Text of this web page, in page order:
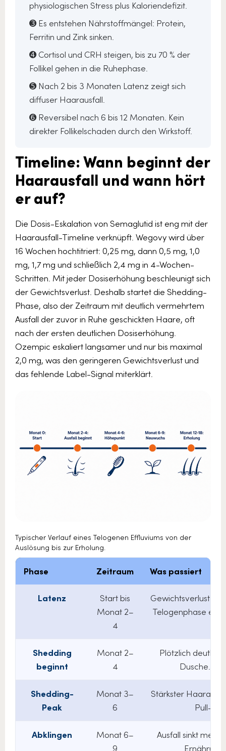
physiologischen Stress plus Kaloriendefizit.
➌ Es entstehen Nährstoffmängel: Protein,
Ferritin und Zink sinken.
➍ Cortisol und CRH steigen, bis zu 70 % der
Follikel gehen in die Ruhephase.
➎ Nach 2 bis 3 Monaten Latenz zeigt sich
diffuser Haarausfall.
➏ Reversibel nach 6 bis 12 Monaten. Kein
direkter Follikelschaden durch den Wirkstoff.
Timeline: Wann beginnt der
Haarausfall und wann hört
er auf?
Die Dosis-Eskalation von Semaglutid ist eng mit der
Haarausfall-Timeline verknüpft. Wegovy wird über
16 Wochen hochtitriert: 0,25 mg, dann 0,5 mg, 1,0
mg, 1,7 mg und schließlich 2,4 mg in 4-Wochen-
Schritten. Mit jeder Dosiserhöhung beschleunigt sich
der Gewichtsverlust. Deshalb startet die Shedding-
Phase, also der Zeitraum mit deutlich vermehrtem
Ausfall der zuvor in Ruhe geschickten Haare, oft
nach der ersten deutlichen Dosiserhöhung.
Ozempic eskaliert langsamer und nur bis maximal
2,0 mg, was den geringeren Gewichtsverlust und
das fehlende Label-Signal miterklärt.
Typischer Verlauf eines Telogenen Effluviums von der
Auslösung bis zur Erholung.
Phase Zeitraum Was passiert
Latenz
Start bis
Monat 2–
4
Gewichtsverlust
Telogenphase ein.
Shedding
beginnt
Monat 2–
4
Plötzlich deutlich
Dusche.
Shedding-
Peak
Monat 3–
6
Stärkster
Pull-
Abklingen
Monat 6–
9
Ausfall sinkt